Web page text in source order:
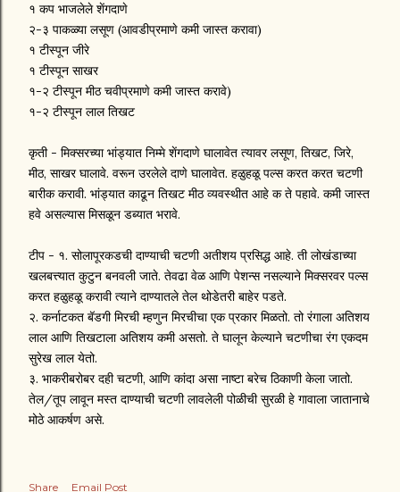
१ कप भाजलेले शेंगदाणे
२-३ पाकळ्या लसूण (आवडीप्रमाणे कमी जास्त करावा)
१ टीस्पून जीरे
१ टीस्पून साखर
१-२ टीस्पून मीठ चवीप्रमाणे कमी जास्त करावे)
१-२ टीस्पून लाल तिखट
कृती - मिक्सरच्या भांड्यात निम्मे शेंगदाणे घालावेत त्यावर लसूण, तिखट, जिरे,
मीठ, साखर घालावे. वरून उरलेले दाणे घालावेत. हळुहळू पल्स करत करत चटणी
बारीक करावी. भांड्यात काढून तिखट मीठ व्यवस्थीत आहे क ते पहावे. कमी जास्त
हवे असल्यास मिसळून डब्यात भरावे.
टीप - १. सोलापूरकडची दाण्याची चटणी अतीशय प्रसिद्ध आहे. ती लोखंडाच्या
खलबत्त्यात कुटुन बनवली जाते. तेवढा वेळ आणि पेशन्स नसल्याने मिक्सरवर पल्स
करत हळुहळू करावी त्याने दाण्यातले तेल थोडेतरी बाहेर पडते.
२. कर्नाटकत बॅडगी मिरची म्हणुन मिरचीचा एक प्रकार मिळतो. तो रंगाला अतिशय
लाल आणि तिखटाला अतिशय कमी असतो. ते घालून केल्याने चटणीचा रंग एकदम
सुरेख लाल येतो.
३. भाकरीबरोबर दही चटणी, आणि कांदा असा नाष्टा बरेच ठिकाणी केला जातो.
तेल/तूप लावून मस्त दाण्याची चटणी लावलेली पोळीची सुरळी हे गावाला जातानाचे
मोठे आकर्षण असे.
Share Email Post